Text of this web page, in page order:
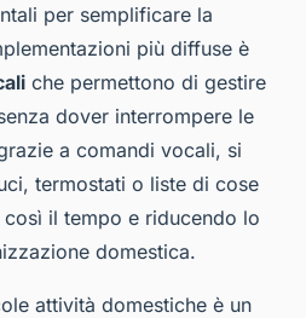
per semplificare la
più diffuse è
che permettono di gestire
dover interrompere le
a comandi vocali, si
termostati o liste di cose
il tempo e riducendo lo
domestica.
attività domestiche è un